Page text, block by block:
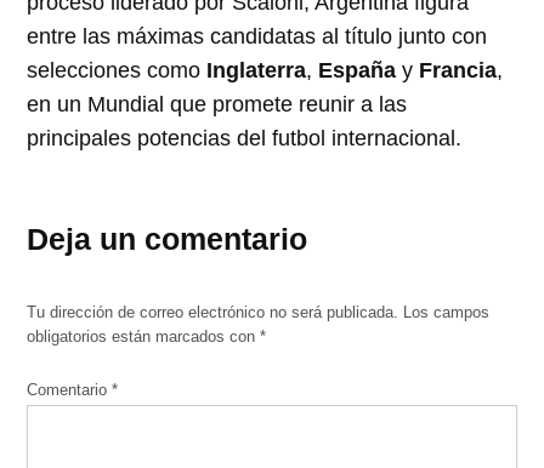
entre las máximas candidatas al título junto con
selecciones como Inglaterra, España y Francia,
en un Mundial que promete reunir a las
principales potencias del futbol internacional.
Deja un comentario
Tu dirección de correo electrónico no será publicada. Los campos
obligatorios están marcados con*
Comentario*